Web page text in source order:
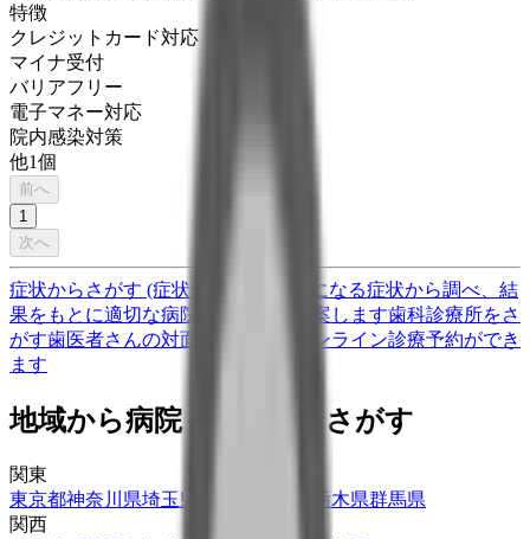
特徴
クレジットカード対応
マイナ受付
バリアフリー
電子マネー対応
院内感染対策
他1個
前へ
1
次へ
症状からさがす (症状チェッカー)
気になる症状から調べ、結
果をもとに適切な病院・診療所を提案します歯科診療所をさ
がす歯医者さんの対面診療予約・オンライン診療予約ができ
ます
地域から病院・診療所をさがす
関東
東京都神奈川県埼玉県 栃木県群馬県
関西